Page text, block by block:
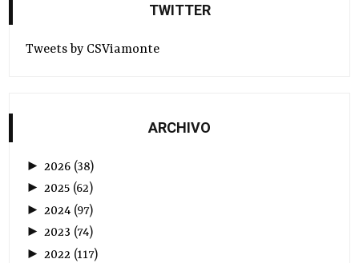
TWITTER
Tweets by CSViamonte
ARCHIVO
► 2026 (38)
►2025 (62)
► 2024 (97)
►2023 (74)
► 2022 (117)